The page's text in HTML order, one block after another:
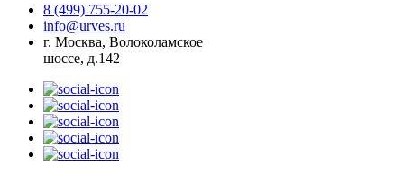
8 (499) 755-20-02
info@urves.ru
г. Москва, Волоколамское
шоссе, д.142